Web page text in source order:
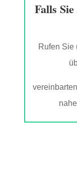
Falls
Rufen Sie